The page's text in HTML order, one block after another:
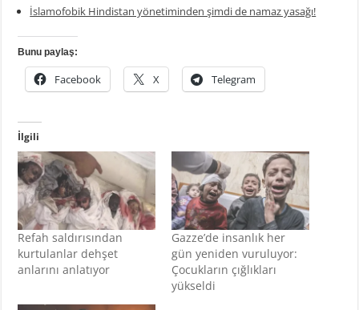
İslamofobik Hindistan yönetiminden şimdi de namaz yasağı!
Bunu paylaş:
Facebook X Telegram
İlgili
Refah saldırısından
kurtulanlar dehşet
anlarını anlatıyor
Gazze’de insanlık her
gün yeniden vuruluyor:
Çocukların çığlıkları
yükseldi